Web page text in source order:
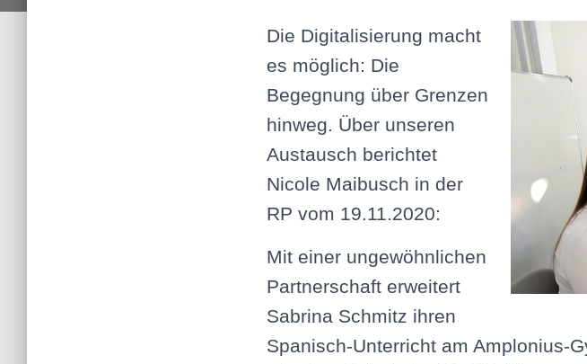
Die Digitalisierung macht
es möglich: Die
Begegnung über Grenzen
hinweg. Über unseren
Austausch berichtet
Nicole Maibusch in der
RP vom 19.11.2020:
Mit einer ungewöhnlichen
Partnerschaft erweitert
Sabrina Schmitz ihren
Spanisch-Unterricht am Amplonius-